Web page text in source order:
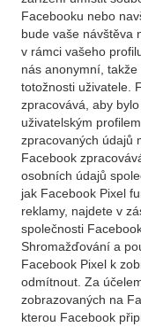
Facebooku nebo
bude vaše návštěva
v rámci vašeho
nás anonymní,
totožnosti uživatele.
zpracovává, aby
uživatelským
zpracovaných údajů
Facebook
osobních údajů
jak Facebook Pixel
reklamy, najdete v
společnosti
Shromažďování a
Facebook Pixel k
odmítnout. Za
zobrazovaných na
kterou Facebook